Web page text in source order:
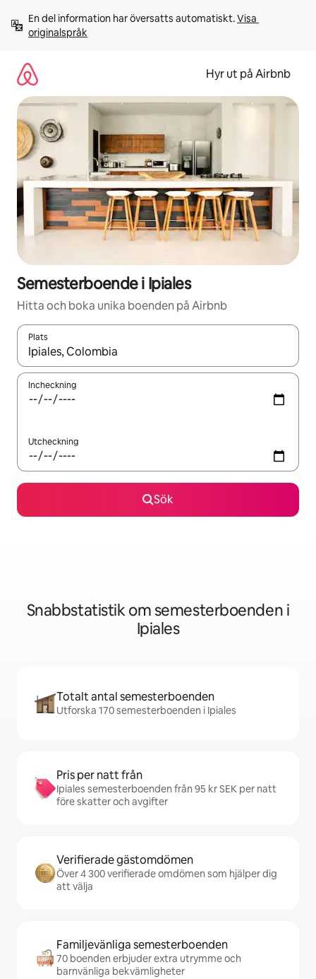
innehåll
En del information har översatts automatiskt. Visa
originalspråk
Hyr ut på Airbnb
Semesterboende i Ipiales
Hitta och boka unika boenden på Airbnb
Plats
När resultaten är tillgängliga kan du navigera med upp- och
Incheckning
Utcheckning
Sök
Snabbstatistik om semesterboenden i
Ipiales
Totalt antal semesterboenden
Utforska 170 semesterboenden i Ipiales
Pris per natt från
Ipiales semesterboenden från 95 kr SEK per natt
före skatter och avgifter
Verifierade gästomdömen
Över 4 300 verifierade omdömen som hjälper dig
att välja
Familjevänliga semesterboenden
70 boenden erbjuder extra utrymme och
barnvänliga bekvämligheter